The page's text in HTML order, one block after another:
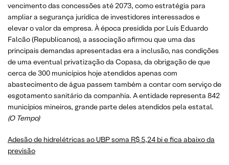
vencimento das concessões até 2073, como estratégia para
ampliar a segurança jurídica de investidores interessados e
elevar o valor da empresa. À época presidida por Luís Eduardo
Falcão (Republicanos), a associação afirmou que uma das
principais demandas apresentadas era a inclusão, nas condições
de uma eventual privatização da Copasa, da obrigação de que
cerca de 300 municípios hoje atendidos apenas com
abastecimento de água passem também a contar com serviço de
esgotamento sanitário da companhia. A entidade representa 842
municípios mineiros, grande parte deles atendidos pela estatal.
(O Tempo)
Adesão de hidrelétricas ao UBP soma R$ 5,24 bi e fica abaixo da
previsão